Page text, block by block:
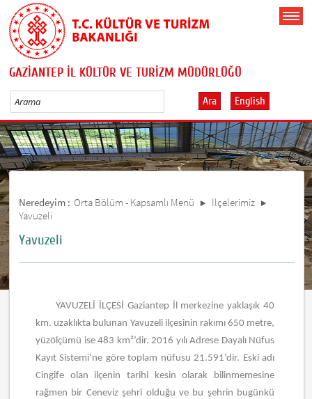
GAZİANTEP İL KÜLTÜR VE TURİZM MÜDÜRLÜĞÜ
Ara English
Neredeyim : Orta Bölüm - Kapsamlı Menü
İlçelerimiz
Yavuzeli
Yavuzeli
YAVUZELİ İLÇESİ Gaziantep İl merkezine yaklaşık 40
km. uzaklıkta bulunan Yavuzeli ilçesinin rakımı 650 metre,
yüzölçümü ise 483 km²’dir. 2016 yılı Adrese Dayalı Nüfus
Kayıt Sistemi’ne göre toplam nüfusu 21.591’dir. Eski adı
Cingife olan ilçenin tarihi kesin olarak bilinmemesine
rağmen bir Ceneviz şehri olduğu ve bu şehrin bugünkü